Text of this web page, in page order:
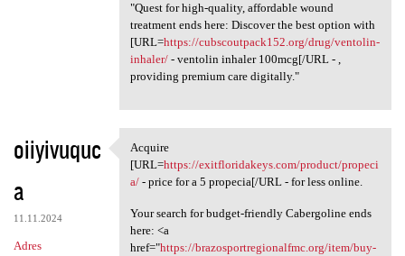
"Quest for high-quality, affordable wound
treatment ends here: Discover the best option with
[URL=https://cubscoutpack152.org/drug/ventolin-
inhaler/- ventolin inhaler 100mcg[/URL - ,
providing premium care digitally."
oiiyivuquc
a
11.11.2024
Adres
Acquire [URL=https:/
Acquire
[URL=https://exitfloridakeys.com/product/propeci
a/- price for a 5 propecia[/URL - for less online.
Your search for budget-friendly Cabergoline ends
here: <a
href="https://brazosportregionalfmc.org/item/buy-